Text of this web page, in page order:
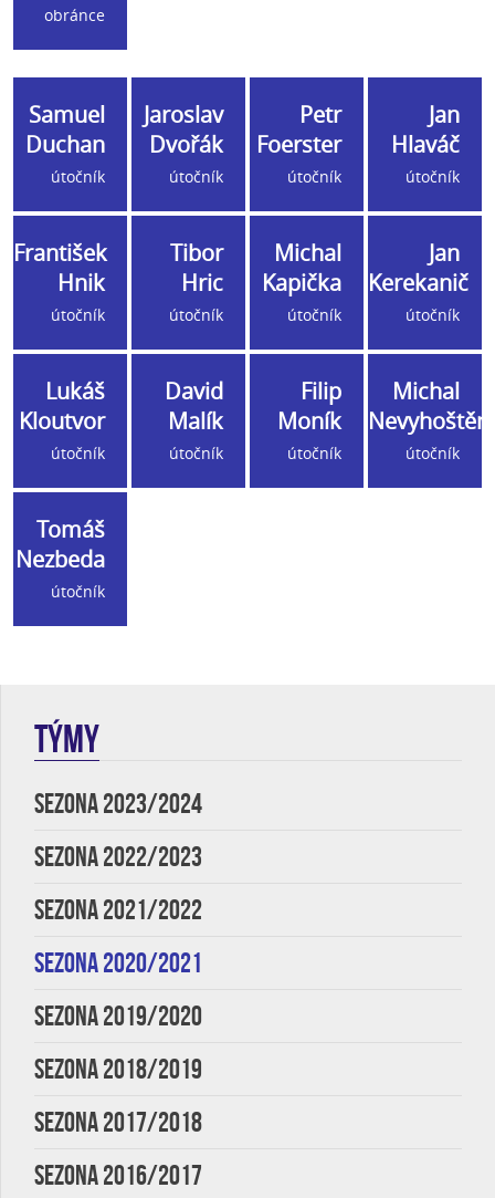
obránce
Samuel
Duchan
útočník
Jaroslav
Dvořák
útočník
Petr
Foerster
útočník
Jan
Hlaváč
útočník
František
Hnik
útočník
Tibor
Hric
útočník
Michal
Kapička
útočník
Jan
Kerekanič
útočník
Lukáš
Kloutvor
útočník
David
Malík
útočník
Filip
Moník
útočník
Michal
útočník
Tomáš
Nezbeda
útočník
TÝMY
SEZONA 2023/2024
SEZONA 2022/2023
SEZONA 2021/2022
SEZONA 2020/2021
SEZONA 2019/2020
SEZONA 2018/2019
SEZONA 2017/2018
SEZONA 2016/2017